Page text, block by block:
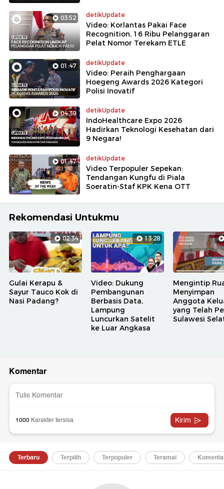
03:52 detikUpdate
Video: Korlantas Pakai Face
Recognition, 16 Ribu Pelanggaran
Pelat Nomor Terekam ETLE
01:47 detikUpdate
Video: Peraih Penghargaan
Hoegeng Awards 2026 Kategori
Polisi Inovatif
04:39 detikUpdate
IndoHealthcare Expo 2026
Hadirkan Teknologi Kesehatan dari
9 Negara!
01:47 detikUpdate
Video Terpopuler Sepekan:
Tendangan Kungfu di Piala
Soeratin-Staf KPK Kena OTT
Rekomendasi Untukmu
02:34
Gulai Kerapu &
Sayur Tauco Kok di
Nasi Padang?
13:28
Video: Dukung
Pembangunan
Berbasis Data,
Lampung
Luncurkan Satelit
ke Luar Angkasa
Mengintip
Menyimpan
Anggota
yang Telah
Sulawesi